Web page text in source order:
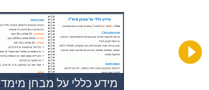
מידע כללי על מבחן מימד